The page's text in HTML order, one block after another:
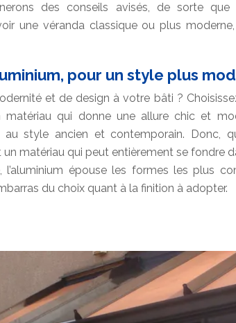
des conseils avisés, de sorte
une véranda classique ou plus
pour un style plus
et de design à votre bâti ?
matériau qui donne une allure chic et
style ancien et contemporain. Donc,
un matériau qui peut entièrement se fondre
épouse les formes les plus
du choix quant à la finition à adopter.